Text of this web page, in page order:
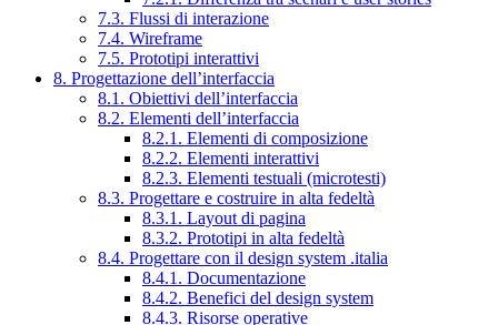
7.3. Flussi di interazione
7.4. Wireframe
7.5. Prototipi interattivi
8. Progettazione dell’interfaccia
8.1. Obiettivi dell’interfaccia
8.2. Elementi dell’interfaccia
8.2.1. Elementi di composizione
8.2.2. Elementi interattivi
8.2.3. Elementi testuali (microtesti)
8.3. Progettare e costruire in alta fedeltà
8.3.1. Layout di pagina
8.3.2. Prototipi in alta fedeltà
8.4. Progettare con il design system .italia
8.4.1. Documentazione
8.4.2. Benefici del design system
8.4.3. Risorse operative